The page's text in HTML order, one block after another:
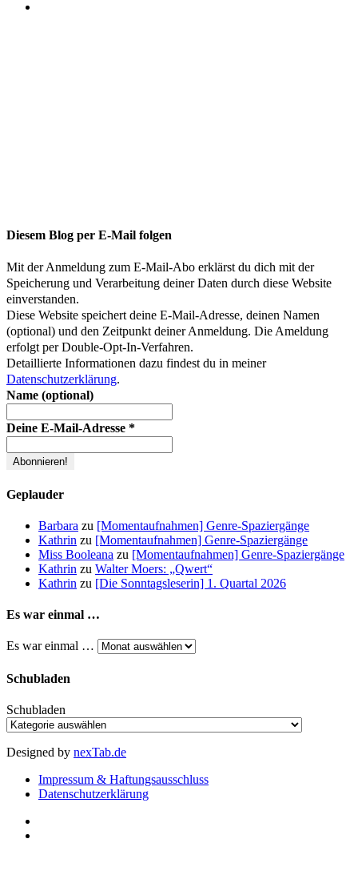
Diesem Blog per E-Mail folgen
Mit der Anmeldung zum E-Mail-Abo erklärst du dich mit der
Speicherung und Verarbeitung deiner Daten durch diese Website
einverstanden.
Diese Website speichert deine E-Mail-Adresse, deinen Namen
(optional) und den Zeitpunkt deiner Anmeldung. Die Ameldung
erfolgt per Double-Opt-In-Verfahren.
Detaillierte Informationen dazu findest du in meiner
Datenschutzerklärung.
Name (optional)
Deine E-Mail-Adresse *
Geplauder
Barbara zu [Momentaufnahmen] Genre-Spaziergänge
Kathrin zu [Momentaufnahmen] Genre-Spaziergänge
Miss Booleana zu [Momentaufnahmen] Genre-Spaziergänge
Kathrin zu Walter Moers: „Qwert“
Kathrin zu [Die Sonntagsleserin] 1. Quartal 2026
Es war einmal …
Es war einmal …
Schubladen
Schubladen
Designed by nexTab.de
Impressum & Haftungsausschluss
Datenschutzerklärung